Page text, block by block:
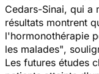
Cedars-Sinai, qui a
résultats montrent
l'hormonothérapie
les malades",
Les futures études